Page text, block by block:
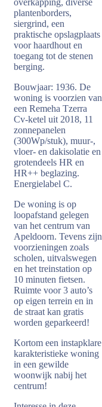
overkapping, diverse
plantenborders,
siergrind, een
praktische opslagplaats
voor haardhout en
toegang tot de stenen
berging.
Bouwjaar: 1936. De
woning is voorzien van
een Remeha Tzerra
Cv-ketel uit 2018, 11
zonnepanelen
(300Wp/stuk), muur-,
vloer- en dakisolatie en
grotendeels HR en
HR++ beglazing.
Energielabel C.
De woning is op
loopafstand gelegen
van het centrum van
Apeldoorn. Tevens zijn
voorzieningen zoals
scholen, uitvalswegen
en het treinstation op
10 minuten fietsen.
Ruimte voor 3 auto’s
op eigen terrein en in
de straat kan gratis
worden geparkeerd!
Kortom een instapklare
karakteristieke woning
in een gewilde
woonwijk nabij het
centrum!